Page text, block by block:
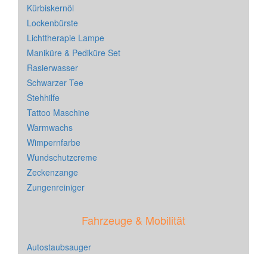
Kürbiskernöl
Lockenbürste
Lichttherapie Lampe
Maniküre & Pediküre Set
Rasierwasser
Schwarzer Tee
Stehhilfe
Tattoo Maschine
Warmwachs
Wimpernfarbe
Wundschutzcreme
Zeckenzange
Zungenreiniger
Fahrzeuge & Mobilität
Autostaubsauger